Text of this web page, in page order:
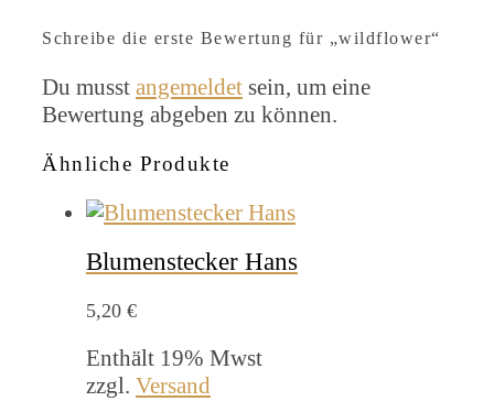
Schreibe die erste Bewertung für „wildflower“
Du musst angemeldet sein, um eine
Bewertung abgeben zu können.
Ähnliche Produkte
Blumenstecker Hans
5,20 €
Enthält 19% Mwst
zzgl. Versand